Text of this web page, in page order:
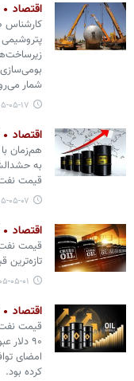
اقتصاد
کارشناس
شمار
۱۴۰۵-۰۵-۱۷
اقتصاد
هم‌زمان
به
قیمت نفت
۱۴۰۵-۰۵-۰۷
اقتصاد
قیمت
تازه‌ترین قیمت
۱۴۰۵-۰۵-۰۱
اقتصاد
قیمت
۹۰
کرده بود.